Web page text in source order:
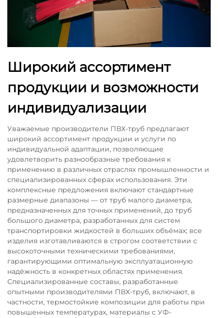
Широкий ассортимент
продукции и возможности
индивидуализации
Уважаемые производители ПВХ-труб предлагают
широкий ассортимент продукции и услуги по
индивидуальной адаптации, позволяющие
удовлетворить разнообразные требования к
применению в различных отраслях промышленности и
специализированных сферах использования. Эти
комплексные предложения включают стандартные
размерные диапазоны — от труб малого диаметра,
предназначенных для точных применений, до труб
большого диаметра, разработанных для систем
транспортировки жидкостей в больших объёмах; все
изделия изготавливаются в строгом соответствии с
высокоточными техническими требованиями,
гарантирующими оптимальную эксплуатационную
надёжность в конкретных областях применения.
Специализированные составы, разработанные
опытными производителями ПВХ-труб, включают, в
частности, термостойкие композиции для работы при
повышенных температурах, материалы с УФ-